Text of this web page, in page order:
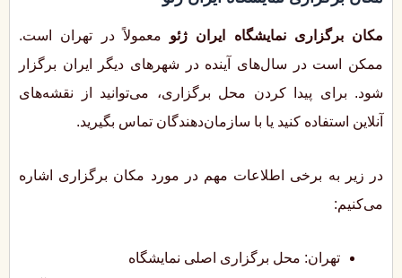
مکان برگزاری نمایشگاه ایران ژئو معمولاً در تهران است.
ممکن است در سال‌های آینده در شهرهای دیگر ایران برگزار
شود. برای پیدا کردن محل برگزاری، می‌توانید از نقشه‌های
آنلاین استفاده کنید یا با سازمان‌دهندگان تماس بگیرید.
در زیر به برخی اطلاعات مهم در مورد مکان برگزاری اشاره
می‌کنیم:
تهران: محل برگزاری اصلی نمایشگاه